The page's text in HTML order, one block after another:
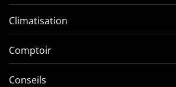
Climatisation
Comptoir
Conseils